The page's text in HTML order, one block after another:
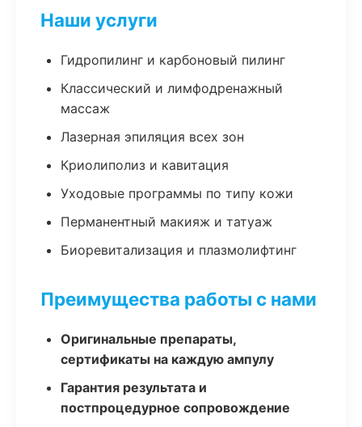
Наши услуги
Гидропилинг и карбоновый пилинг
Классический и лимфодренажный
массаж
Лазерная эпиляция всех зон
Криолиполиз и кавитация
Уходовые программы по типу кожи
Перманентный макияж и татуаж
Биоревитализация и плазмолифтинг
Преимущества работы с нами
Оригинальные препараты,
сертификаты на каждую ампулу
Гарантия результата и
постпроцедурное сопровождение